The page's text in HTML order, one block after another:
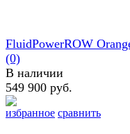
избранное сравнить
FluidPowerROW
(0)
В наличии
549 900 руб.